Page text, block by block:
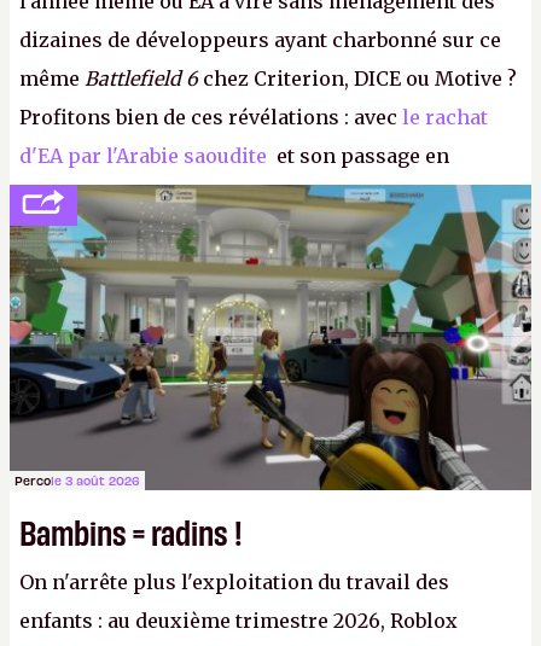
dizaines de développeurs ayant charbonné sur ce
même Battlefield 6chez Criterion, DICE ou Motive ?
Profitons bien de ces révélations : avec le rachat
d'EA par l'Arabie saoudite et son passage en
société privée, l'éditeur n'aura bientôt plus
l'obligation de publier ses bilans. Encore une
victoire pour la transparence.P.
Percole 3 août 2026
Bambins = radins !
On n'arrête plus l'exploitation du travail des
enfants : au deuxième trimestre 2026, Roblox